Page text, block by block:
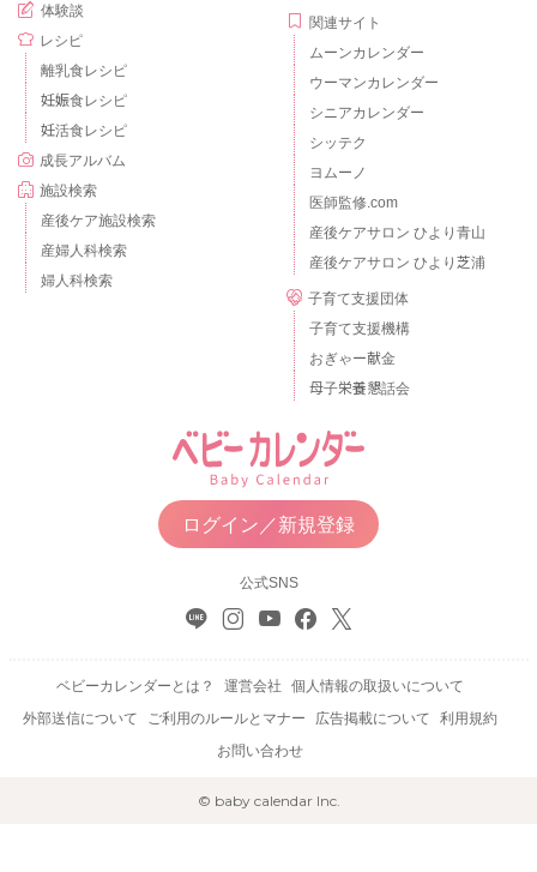
体験談
レシピ
離乳食レシピ
妊娠食レシピ
妊活食レシピ
成長アルバム
施設検索
産後ケア施設検索
産婦人科検索
婦人科検索
関連サイト
ムーンカレンダー
ウーマンカレンダー
シニアカレンダー
シッテク
ヨムーノ
医師監修.com
産後ケアサロン ひより青山
産後ケアサロン ひより芝浦
子育て支援団体
子育て支援機構
おぎゃー献金
母子栄養懇話会
ログイン／新規登録
公式SNS
ベビーカレンダーとは？ 運営会社
個人情報の取扱いについて
外部送信について
ご利用のルールとマナー 広告掲載について
利用規約
お問い合わせ
© baby calendar Inc.